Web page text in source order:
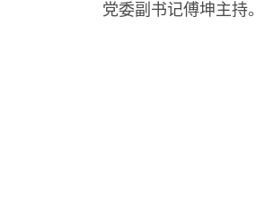
党委副书记傅坤主持。